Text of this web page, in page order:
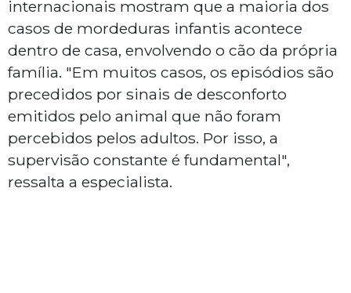
internacionais mostram que a maioria dos
casos de mordeduras infantis acontece
dentro de casa, envolvendo o cão da própria
família. "Em muitos casos, os episódios são
precedidos por sinais de desconforto
emitidos pelo animal que não foram
percebidos pelos adultos. Por isso, a
supervisão constante é fundamental",
ressalta a especialista.